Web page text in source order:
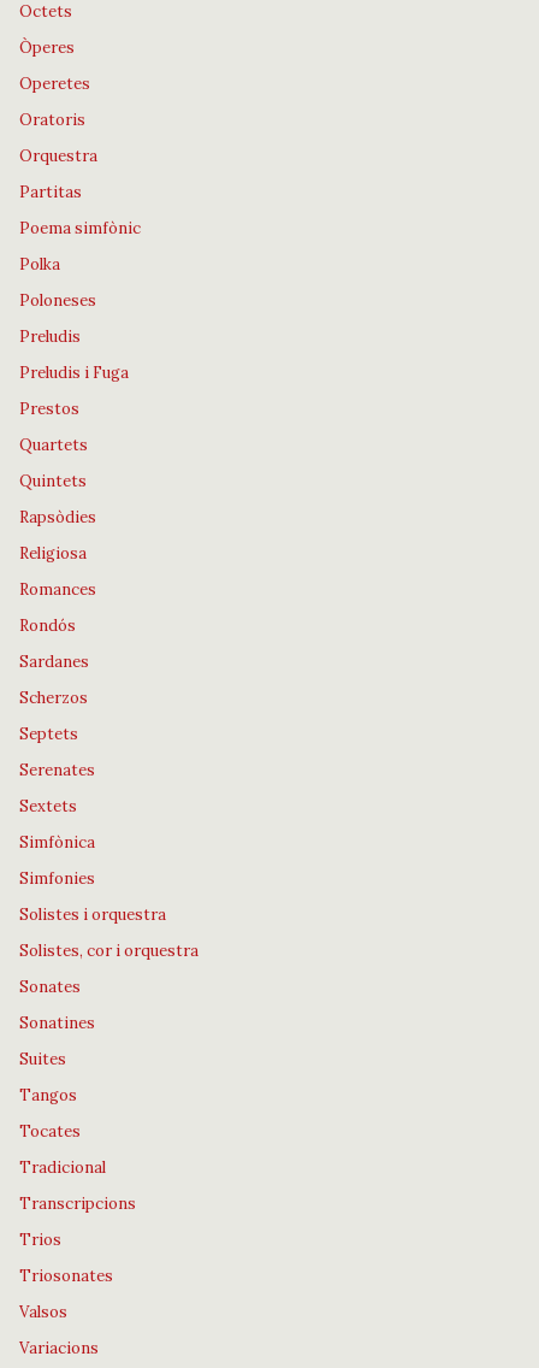
Octets
Òperes
Operetes
Oratoris
Orquestra
Partitas
Poema simfònic
Polka
Poloneses
Preludis
Preludis i Fuga
Prestos
Quartets
Quintets
Rapsòdies
Religiosa
Romances
Rondós
Sardanes
Scherzos
Septets
Serenates
Sextets
Simfònica
Simfonies
Solistes i orquestra
Solistes, cor i orquestra
Sonates
Sonatines
Suites
Tangos
Tocates
Tradicional
Transcripcions
Trios
Triosonates
Valsos
Variacions